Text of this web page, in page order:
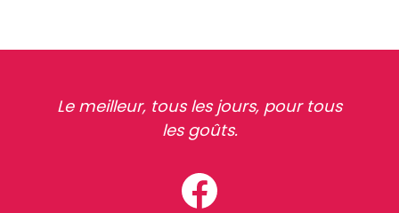
Le meilleur, tous les jours, pour tous
les goûts.